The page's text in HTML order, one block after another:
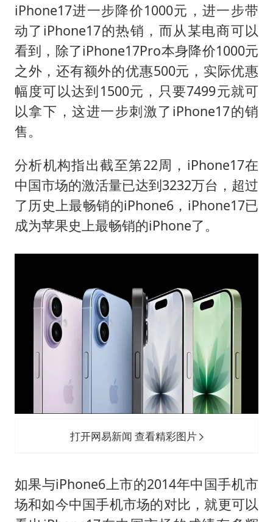
iPhone17进一步降价1000元，进一步带
动了iPhone17的热销，而从某电商可以
看到，除了iPhone17Pro本身降价1000元
之外，还有额外的优惠500元，实际优惠
幅度可以达到1500元，只要7499元就可
以拿下，这进一步刺激了iPhone17的销
售。
分析机构指出截至第22周，iPhone17在
中国市场的激活量已达到3232万台，超过
了历史上最畅销的iPhone6，iPhone17已
成为苹果史上最畅销的iPhone了。
打开网易新闻 查看精彩图片
如果与iPhone6上市的2014年中国手机市
场和如今中国手机市场的对比，就更可以